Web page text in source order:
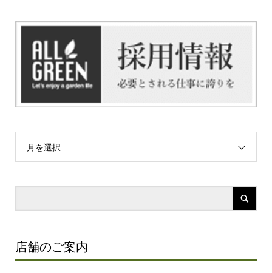
月を選択
店舗のご案内